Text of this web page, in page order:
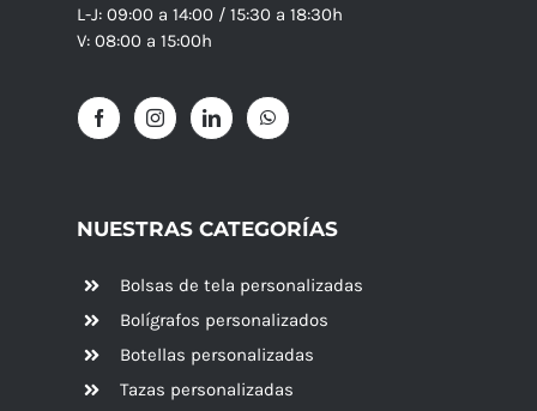
L-J: 09:00 a 14:00 / 15:30 a 18:30h
V: 08:00 a 15:00h
NUESTRAS CATEGORÍAS
Bolsas de tela personalizadas
Bolígrafos personalizados
Botellas personalizadas
Tazas personalizadas